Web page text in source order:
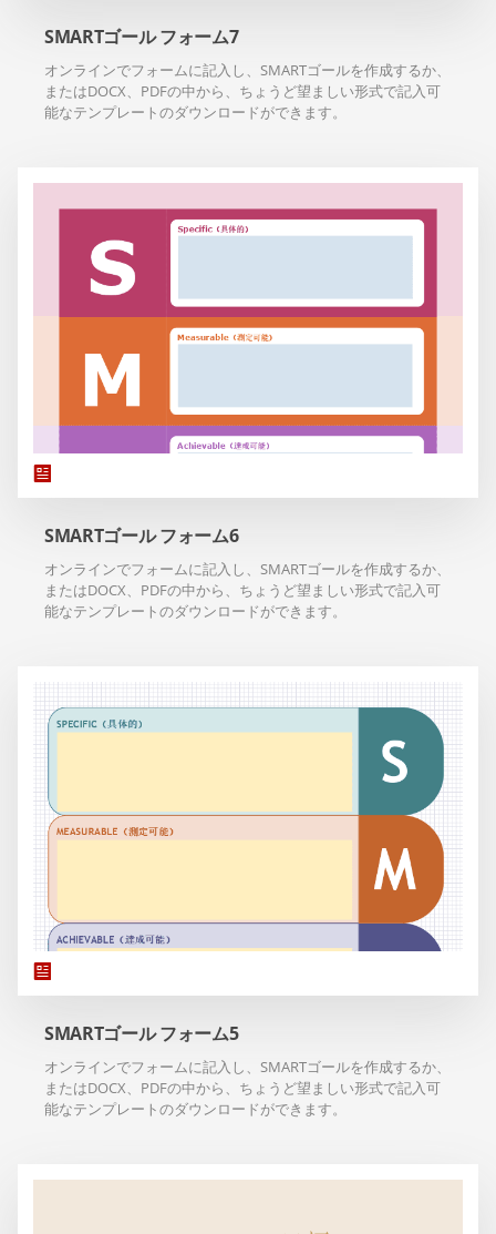
SMARTゴール フォーム7
オンラインでフォームに記入し、SMARTゴールを作成するか、
またはDOCX、PDFの中から、ちょうど望ましい形式で記入可
能なテンプレートのダウンロードができます。
SMARTゴール フォーム6
オンラインでフォームに記入し、SMARTゴールを作成するか、
またはDOCX、PDFの中から、ちょうど望ましい形式で記入可
能なテンプレートのダウンロードができます。
SMARTゴール フォーム5
オンラインでフォームに記入し、SMARTゴールを作成するか、
またはDOCX、PDFの中から、ちょうど望ましい形式で記入可
能なテンプレートのダウンロードができます。